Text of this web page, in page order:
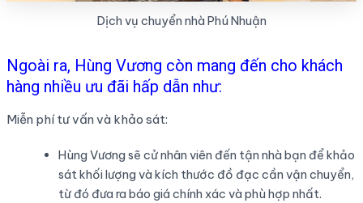
Dịch vụ chuyển nhà Phú Nhuận
Ngoài ra, Hùng Vương còn mang đến cho khách
hàng nhiều ưu đãi hấp dẫn như:
Miễn phí tư vấn và khảo sát:
Hùng Vương sẽ cử nhân viên đến tận nhà bạn để khảo
sát khối lượng và kích thước đồ đạc cần vận chuyển,
từ đó đưa ra báo giá chính xác và phù hợp nhất.